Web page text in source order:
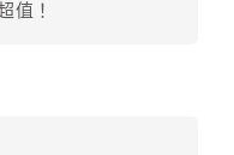
，請注意！為避免飯
訂飯店使用）
值！